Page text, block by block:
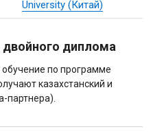
University (Китай)
диплома
по программе
казахстанский и
партнера).